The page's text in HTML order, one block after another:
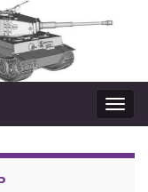
Вкл/
выкл